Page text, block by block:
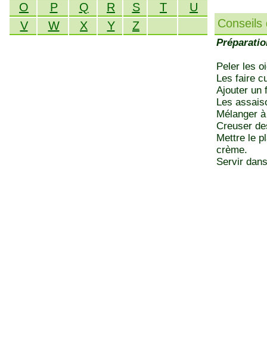
O
P Q R S T
U
V
W X Y Z Conseils
Peler les
Les faire
Ajouter un
Les
Mélanger
Creuser
Mettre le
crème.
Servir